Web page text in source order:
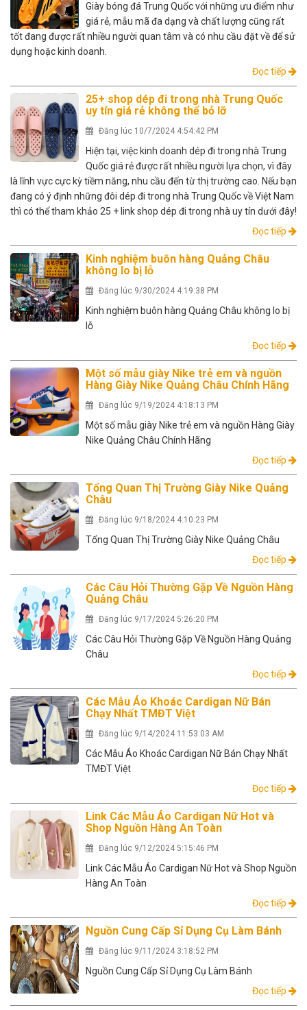
Giày bóng đá Trung Quốc với những ưu điểm như
giá rẻ, mẫu mã đa dạng và chất lượng cũng rất
tốt đang được rất nhiều người quan tâm và có nhu cầu đặt về để sử
dụng hoặc kinh doanh.
Đọc tiếp
25+ shop dép đi trong nhà Trung Quốc
uy tín giá rẻ không thể bỏ lỡ
Đăng lúc 10/7/2024 4:54:42 PM
Hiện tại, việc kinh doanh dép đi trong nhà Trung
Quốc giá rẻ được rất nhiều người lựa chọn, vì đây
là lĩnh vực cực kỳ tiềm năng, nhu cầu đến từ thị trường cao. Nếu bạn
đang có ý định những đôi dép đi trong nhà Trung Quốc về Việt Nam
thì có thể tham khảo 25 + link shop dép đi trong nhà uy tín dưới đây!
Đọc tiếp
Kinh nghiệm buôn hàng Quảng Châu
không lo bị lỗ
Đăng lúc 9/30/2024 4:19:38 PM
Kinh nghiệm buôn hàng Quảng Châu không lo bị
lỗ
Đọc tiếp
Một số mẫu giày Nike trẻ em và nguồn
Hàng Giày Nike Quảng Châu Chính Hãng
Đăng lúc 9/19/2024 4:18:13 PM
Một số mẫu giày Nike trẻ em và nguồn Hàng Giày
Nike Quảng Châu Chính Hãng
Đọc tiếp
Tổng Quan Thị Trường Giày Nike Quảng
Châu
Đăng lúc 9/18/2024 4:10:23 PM
Tổng Quan Thị Trường Giày Nike Quảng Châu
Đọc tiếp
Các Câu Hỏi Thường Gặp Về Nguồn Hàng
Quảng Châu
Đăng lúc 9/17/2024 5:26:20 PM
Các Câu Hỏi Thường Gặp Về Nguồn Hàng Quảng
Châu
Đọc tiếp
Các Mẫu Áo Khoác Cardigan Nữ Bán
Chạy Nhất TMĐT Việt
Đăng lúc 9/14/2024 11:53:03 AM
Các Mẫu Áo Khoác Cardigan Nữ Bán Chạy Nhất
TMĐT Việt
Đọc tiếp
Link Các Mẫu Áo Cardigan Nữ Hot và
Shop Nguồn Hàng An Toàn
Đăng lúc 9/12/2024 5:15:46 PM
Link Các Mẫu Áo Cardigan Nữ Hot và Shop Nguồn
Hàng An Toàn
Đọc tiếp
Nguồn Cung Cấp Sỉ Dụng Cụ Làm Bánh
Đăng lúc 9/11/2024 3:18:52 PM
Nguồn Cung Cấp Sỉ Dụng Cụ Làm Bánh
Đọc tiếp